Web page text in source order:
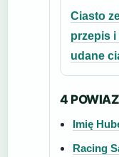
Ciasto
przepis
udane
4
Imię
Racing